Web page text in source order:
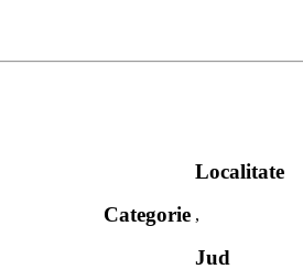
Categorie
Localitate
,
Jud